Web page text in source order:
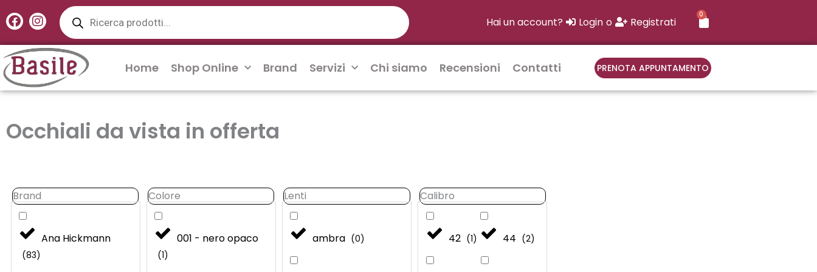
al F
a
c
e
b
o
o
I
n
s
t
a
g
r
Products
search
Hai un account? Login o Registrati
0
CARRELLO
Home Shop Online Brand Servizi Chi siamo Recensioni Contatti PRENOTA APPUNTAMENTO
Occhiali da vista in offerta
Brand
Ana Hickmann
(83)
Colore
001 - nero opaco
(1)
Lenti
ambra (0)
Calibro
42 (1) 44 (2)